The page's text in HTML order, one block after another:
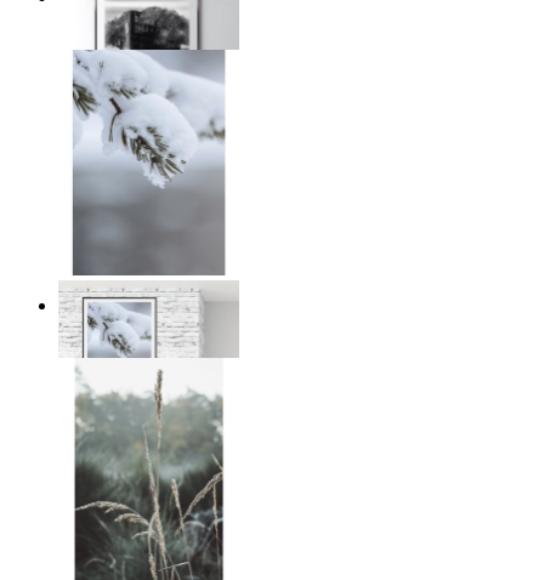
14,95 €
Nordic Stillness
Ab 14,95 €